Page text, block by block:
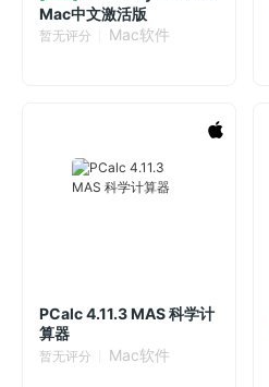
Mac中文激活版
暂无评分 Mac软件
PCalc 4.11.3 MAS 科学计
算器
暂无评分 Mac软件